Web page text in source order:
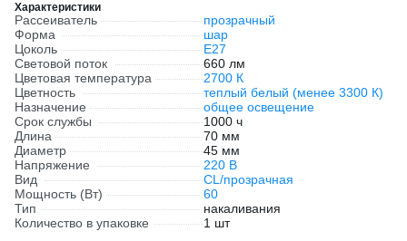
Характеристики
Рассеиватель
прозрачный
Форма
шар
Цоколь
E27
Световой поток
660 лм
Цветовая температура
2700 К
Цветность
теплый белый (менее 3300 К)
Назначение
общее освещение
Срок службы
1000 ч
Длина
70 мм
Диаметр
45 мм
Напряжение
220 В
Вид
CL/прозрачная
Мощность (Вт)
60
Тип
накаливания
Количество в упаковке
1 шт